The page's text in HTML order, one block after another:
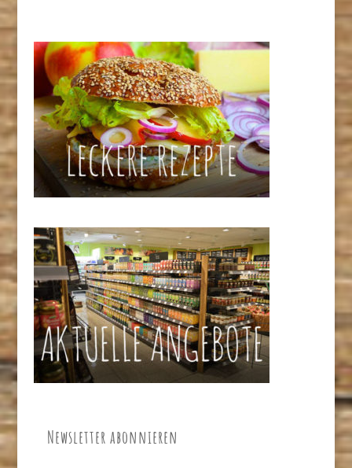
Newsletter abonnieren